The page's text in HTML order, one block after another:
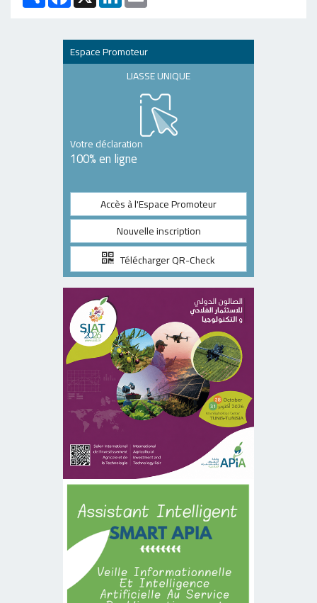
Espace Promoteur
LIASSE UNIQUE
Votre déclaration
100% en ligne
Accès à l'Espace Promoteur
Nouvelle inscription
Télécharger QR-Check